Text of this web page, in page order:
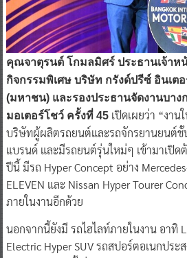
คุณจาตุรนต์ โกมลมิศร์ ประธานเจ้าห
กิจกรรมพิเศษ บริษัท กรังด์ปรีซ์ อินเต
(มหาชน) และรองประธานจัดงานบาง
มอเตอร์โชว์ ครั้งที่ 45เปิดเผยว่า “งาน
บริษัทผู้ผลิตรถยนต์และรถจักรยานยนต์ชั้
แบรนด์ และมีรถยนต์รุ่นใหม่ๆ เข้ามาเปิด
ปีนี้ มีรถ Hyper Concept อย่าง
ELEVEN และ Nissan Hyper Tourer
ภายในงานอีกด้วย
นอกจากนี้ยังมี รถไฮไลท์ภายในงาน อาทิ
Electric Hyper SUV รถสปอร์ตอเนกปร